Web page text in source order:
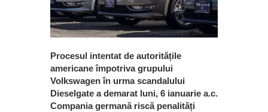
Procesul intentat de autoritățile
americane împotriva grupului
Volkswagen în urma scandalului
Dieselgate a demarat luni, 6 ianuarie a.c.
Compania germană riscă penalități